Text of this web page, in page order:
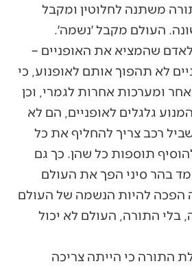
משתנה לחלוטין ומקבל
העולם מקבל ׳נשמה׳.
שהמציא את האופניים –
לא תהפוך אותם לאופנוע, כי
ומערכות אחרות לגמרי, וכן
גלגלים לאופניים, הם לא
רכב צריך להחליף את כל
תוספות כל שהן. כך גם
בהר סיני הפך את העולם
הפכה להיות הנשמה של העולם
בלי התורה, העולם לא יכול
התורה כי הייתה צריכה